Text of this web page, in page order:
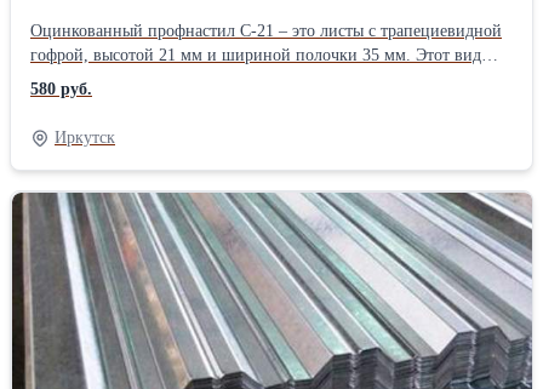
Оцинкованный профнастил С-21 – это листы с трапециевидной
гофрой, высотой 21 мм и шириной полочки 35 мм. Этот вид
профиля отличает высокая устойчивость к деформации,
благодаря близко расположенным ребрам жесткости. С-21 будет
прочной базой для стабильной кровли, основательного забора
каркаса остановочного комплекса и других небольших построек.
Симметричные гребни профиля делают его стойким к
физическим повреждениям, придавая хорошую прочность на
изгиб. Профнастил оцинкованный С-21 выпускается в 2-х видах:
прямой и обратный прокат, для кровли используется только
прямой (лицевая сторона А). Благодаря высоте гофры в 21 мм –
эти листы очень легко совмещаются при монтаже, паз в паз.
Подробнее о профлисте С-21
580 руб.
Иркутск